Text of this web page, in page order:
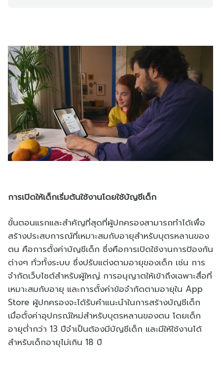
การเปิดให้เด็กเริ่มต้นใช้งานโดยใช้บัญชีเด็ก
ขั้นตอนแรกและสำคัญที่สุดที่ผู้ปกครองสามารถทำได้เพื่อ
สร้างประสบการณ์ที่เหมาะสมกับอายุสำหรับบุตรหลานของ
ตน คือการตั้งค่าบัญชีเด็ก ซึ่งคือการเปิดใช้งานการป้องกัน
ต่างๆ ทั่วทั้งระบบ ซึ่งปรับแต่งตามอายุของเด็ก เช่น การ
จำกัดเว็บไซต์สำหรับผู้ใหญ่ การอนุญาตให้เข้าถึงเฉพาะสื่อที่
เหมาะสมกับอายุ และการตั้งค่าข้อจำกัดตามอายุใน App
Store ผู้ปกครองจะได้รับคำแนะนำในการสร้างบัญชีเด็ก
เมื่อตั้งค่าอุปกรณ์ใหม่สำหรับบุตรหลานของตน โดยเด็ก
อายุต่ำกว่า 13 ปีจำเป็นต้องมีบัญชีเด็ก และมีให้ใช้งานได้
สำหรับเด็กอายุไม่เกิน 18 ปี